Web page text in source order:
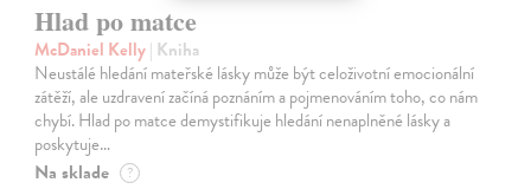
Hlad po matce
McDaniel Kelly| Kniha
Neustálé hledání mateřské lásky může být celoživotní emocionální
zátěží, ale uzdravení začíná poznáním a pojmenováním toho, co nám
chybí. Hlad po matce demystifikuje hledání nenaplněné lásky a
poskytuje…
Na sklade ?